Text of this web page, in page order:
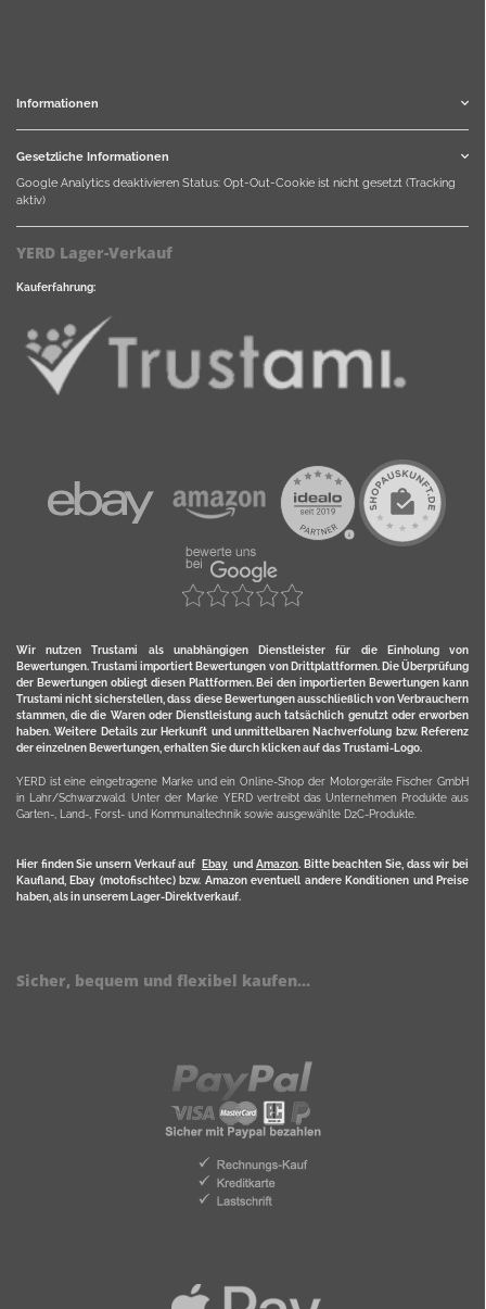
Informationen
Gesetzliche Informationen
Google Analytics deaktivieren Status: Opt-Out-Cookie ist nicht gesetzt (Tracking
aktiv)
YERD Lager-Verkauf
Kauferfahrung:
Wir nutzen Trustami als unabhängigen Dienstleister für die Einholung von
Bewertungen. Trustami importiert Bewertungen von Drittplattformen. Die Überprüfung
der Bewertungen obliegt diesen Plattformen. Bei den importierten Bewertungen kann
Trustami nicht sicherstellen, dass diese Bewertungen ausschließlich von Verbrauchern
stammen, die die Waren oder Dienstleistung auch tatsächlich genutzt oder erworben
haben. Weitere Details zur Herkunft und unmittelbaren Nachverfolung bzw. Referenz
der einzelnen Bewertungen, erhalten Sie durch klicken auf das Trustami-Logo.
YERD ist eine eingetragene Marke und ein Online-Shop der Motorgeräte Fischer GmbH
in Lahr/Schwarzwald. Unter der Marke YERD vertreibt das Unternehmen Produkte aus
Garten-, Land-, Forst- und Kommunaltechnik sowie ausgewählte D2C-Produkte.
Hier finden Sie unsern Verkauf auf Ebayund Amazon. Bitte beachten Sie, dass wir bei
Kaufland, Ebay (motofischtec) bzw. Amazon eventuell andere Konditionen und Preise
haben, als in unserem Lager-Direktverkauf.
Sicher, bequem und flexibel kaufen...